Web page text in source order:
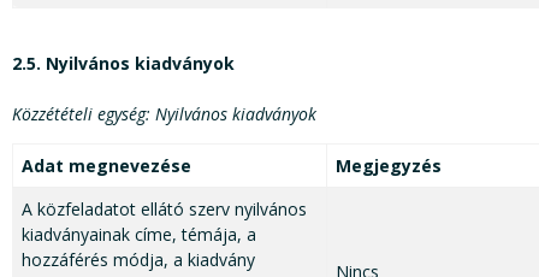
2.5. Nyilvános kiadványok
Közzétételi egység: Nyilvános kiadványok
Adat megnevezése
Megjegyzés
A közfeladatot ellátó szerv nyilvános
kiadványainak címe, témája, a
hozzáférés módja, a kiadvány
Nincs